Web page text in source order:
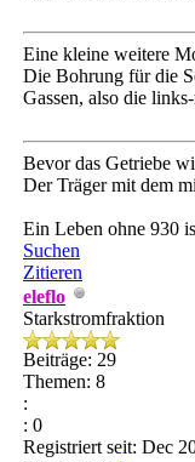
Eine kleine weitere
Die Bohrung für die
Gassen, also die
Bevor das Getriebe
Der Träger mit dem
Ein Leben ohne 930
Suchen
Zitieren
eleflo
Starkstromfraktion
Beiträge: 29
Themen: 8
:
: 0
Registriert seit: Dec